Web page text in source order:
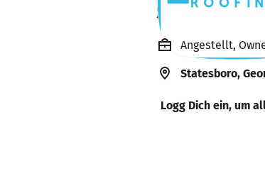
South Shore
Angestellt,
Statesboro,
Logg Dich ein, um